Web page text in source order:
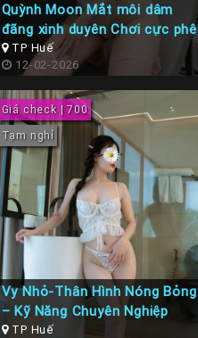
Quỳnh Moon Mắt môi dâm
đãng xinh duyên Chơi cực phê
TP Huế
12-02-2026
Giá check | 700
Tạm nghỉ
Vy Nhỏ-Thân Hình Nóng Bỏng
– Kỹ Năng Chuyên Nghiệp
TP Huế